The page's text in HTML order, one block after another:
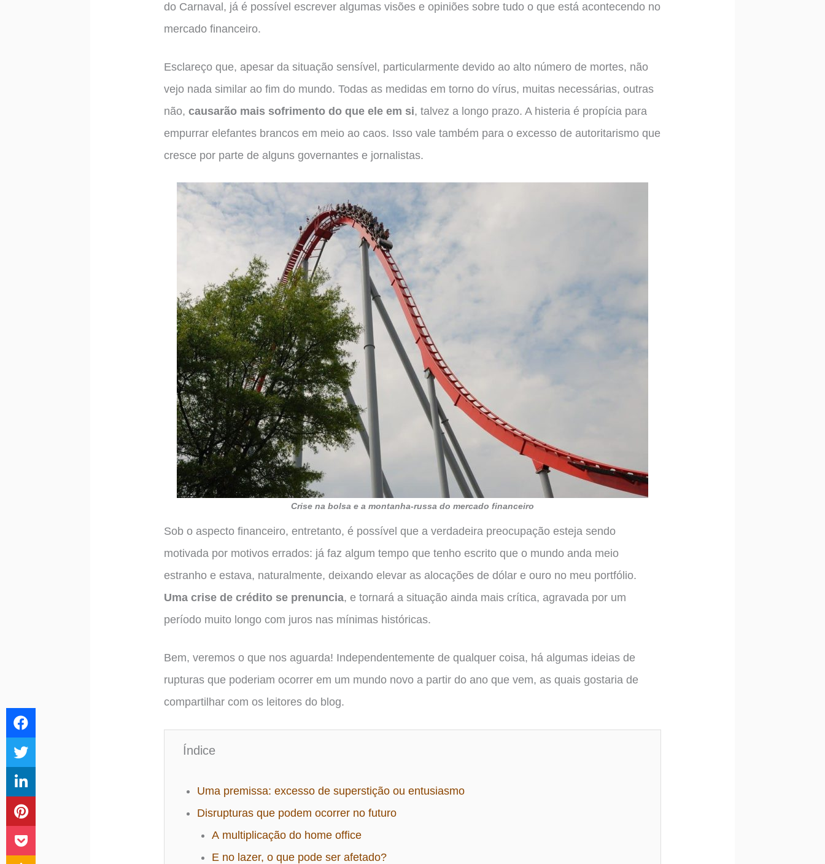
do Carnaval, já é possível escrever algumas visões e opiniões sobre tudo o que está acontecendo no
mercado financeiro.
Esclareço que, apesar da situação sensível, particularmente devido ao alto número de mortes, não
vejo nada similar ao fim do mundo. Todas as medidas em torno do vírus, muitas necessárias, outras
não,causarão mais sofrimento do que ele em si, talvez a longo prazo. A histeria é propícia para
empurrar elefantes brancos em meio ao caos. Isso vale também para o excesso de autoritarismo que
cresce por parte de alguns governantes e jornalistas.
Crise na bolsa e a montanha-russa do mercado financeiro
Sob o aspecto financeiro, entretanto, é possível que a verdadeira preocupação esteja sendo
motivada por motivos errados: já faz algum tempo que tenho escrito que o mundo anda meio
estranho e estava, naturalmente, deixando elevar as alocações de dólar e ouro no meu portfólio.
Uma crise de crédito se prenuncia, e tornará a situação ainda mais crítica, agravada por um
período muito longo com juros nas mínimas históricas.
Bem, veremos o que nos aguarda! Independentemente de qualquer coisa, há algumas ideias de
rupturas que poderiam ocorrer em um mundo novo a partir do ano que vem, as quais gostaria de
compartilhar com os leitores do blog.
Índice
Uma premissa: excesso de superstição ou entusiasmo
Disrupturas que podem ocorrer no futuro
A multiplicação do home office
E no lazer, o que pode ser afetado?